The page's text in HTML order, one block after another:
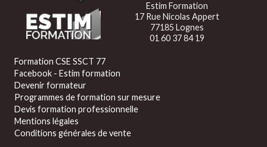
Estim Formation
17 Rue Nicolas Appert
77185 Lognes
01 60 37 84 19
Formation CSE SSCT 77
Facebook - Estim formation
Devenir formateur
Programmes de formation sur mesure
Devis formation professionnelle
Mentions légales
Conditions générales de vente